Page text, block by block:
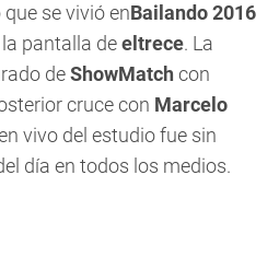
se vivió enBailando 2016
pantalla deeltrece. La
deShowMatch con
cruce con Marcelo
vivo del estudio fue sin
día en todos los medios.